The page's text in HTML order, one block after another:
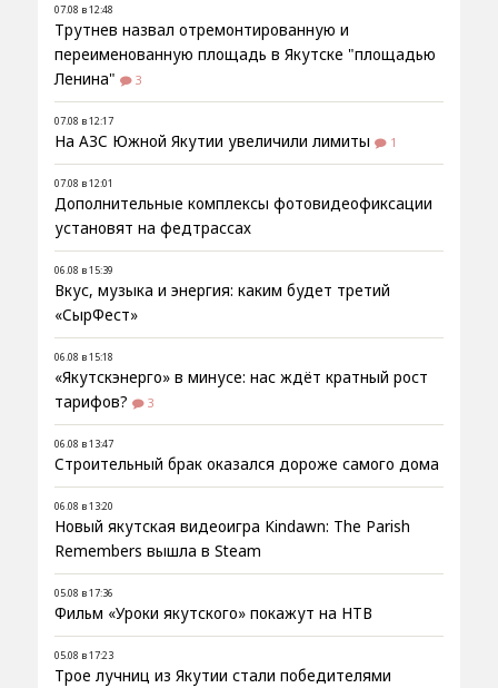
07.08 в 12:48
Трутнев назвал отремонтированную и
переименованную площадь в Якутске "площадью
Ленина"
3
07.08 в 12:17
На АЗС Южной Якутии увеличили лимиты 1
07.08 в 12:01
Дополнительные комплексы фотовидеофиксации
установят на федтрассах
06.08 в 15:39
Вкус, музыка и энергия: каким будет третий
«СырФест»
06.08 в 15:18
«Якутскэнерго» в минусе: нас ждёт кратный рост
тарифов?
3
06.08 в 13:47
Строительный брак оказался дороже самого дома
06.08 в 13:20
Новый якутская видеоигра Kindawn: The Parish
Remembers вышла в Steam
05.08 в 17:36
Фильм «Уроки якутского» покажут на НТВ
05.08 в 17:23
Трое лучниц из Якутии стали победителями